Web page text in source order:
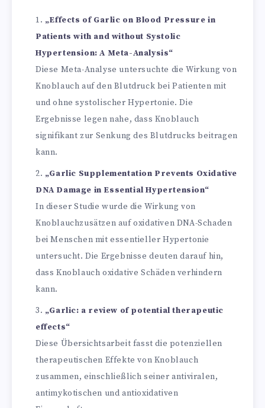
„Effects of Garlic on Blood Pressure in
Patients with and without Systolic
Hypertension: A Meta-Analysis“
Diese Meta-Analyse untersuchte die Wirkung von
Knoblauch auf den Blutdruck bei Patienten mit
und ohne systolischer Hypertonie. Die
Ergebnisse legen nahe, dass Knoblauch
signifikant zur Senkung des Blutdrucks beitragen
kann.
„Garlic Supplementation Prevents Oxidative
DNA Damage in Essential Hypertension“
In dieser Studie wurde die Wirkung von
Knoblauchzusätzen auf oxidativen DNA-Schaden
bei Menschen mit essentieller Hypertonie
untersucht. Die Ergebnisse deuten darauf hin,
dass Knoblauch oxidative Schäden verhindern
kann.
„Garlic: a review of potential therapeutic
effects“
Diese Übersichtsarbeit fasst die potenziellen
therapeutischen Effekte von Knoblauch
zusammen, einschließlich seiner antiviralen,
antimykotischen und antioxidativen